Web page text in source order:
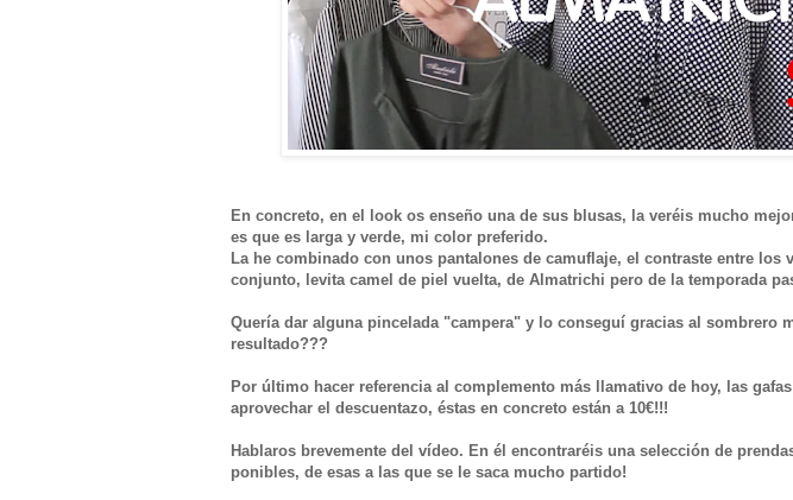
En concreto, en el look os enseño una de sus blusas, la veréis mucho
es que es larga y verde, mi color preferido.
La he combinado con unos pantalones de camuflaje, el contraste entre los
conjunto, levita camel de piel vuelta, de Almatrichi pero de la temporada
Quería dar alguna pincelada "campera" y lo conseguí gracias al sombrero
resultado???
Por último hacer referencia al complemento más llamativo de hoy, las gafas
aprovechar el descuentazo, éstas en concreto están a 10€!!!
Hablaros brevemente del vídeo. En él encontraréis una selección de
ponibles, de esas a las que se le saca mucho partido!